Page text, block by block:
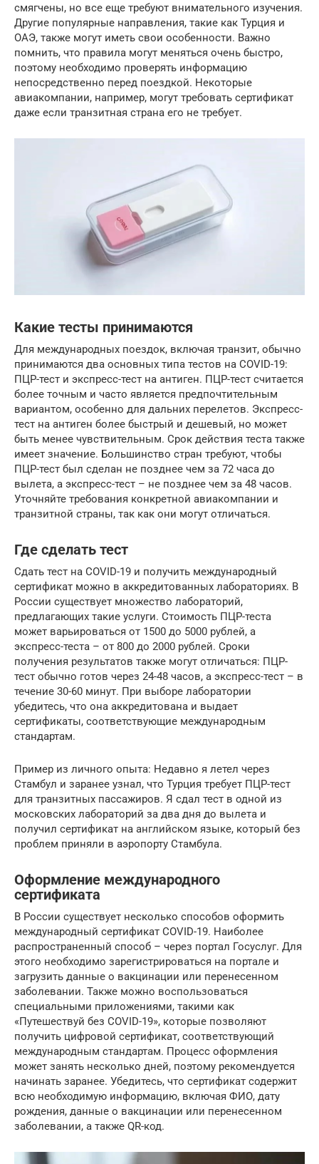
смягчены, но все еще требуют внимательного изучения.
Другие популярные направления, такие как Турция и
ОАЭ, также могут иметь свои особенности. Важно
помнить, что правила могут меняться очень быстро,
поэтому необходимо проверять информацию
непосредственно перед поездкой. Некоторые
авиакомпании, например, могут требовать сертификат
даже если транзитная страна его не требует.
Какие тесты принимаются
Для международных поездок, включая транзит, обычно
принимаются два основных типа тестов на COVID-19:
ПЦР-тест и экспресс-тест на антиген. ПЦР-тест считается
более точным и часто является предпочтительным
вариантом, особенно для дальних перелетов. Экспресс-
тест на антиген более быстрый и дешевый, но может
быть менее чувствительным. Срок действия теста также
имеет значение. Большинство стран требуют, чтобы
ПЦР-тест был сделан не позднее чем за 72 часа до
вылета, а экспресс-тест – не позднее чем за 48 часов.
Уточняйте требования конкретной авиакомпании и
транзитной страны, так как они могут отличаться.
Где сделать тест
Сдать тест на COVID-19 и получить международный
сертификат можно в аккредитованных лабораториях. В
России существует множество лабораторий,
предлагающих такие услуги. Стоимость ПЦР-теста
может варьироваться от 1500 до 5000 рублей, а
экспресс-теста – от 800 до 2000 рублей. Сроки
получения результатов также могут отличаться: ПЦР-
тест обычно готов через 24-48 часов, а экспресс-тест – в
течение 30-60 минут. При выборе лаборатории
убедитесь, что она аккредитована и выдает
сертификаты, соответствующие международным
стандартам.
Пример из личного опыта: Недавно я летел через
Стамбул и заранее узнал, что Турция требует ПЦР-тест
для транзитных пассажиров. Я сдал тест в одной из
московских лабораторий за два дня до вылета и
получил сертификат на английском языке, который без
проблем приняли в аэропорту Стамбула.
Оформление международного
сертификата
В России существует несколько способов оформить
международный сертификат COVID-19. Наиболее
распространенный способ – через портал Госуслуг. Для
этого необходимо зарегистрироваться на портале и
загрузить данные о вакцинации или перенесенном
заболевании. Также можно воспользоваться
специальными приложениями, такими как
«Путешествуй без COVID-19», которые позволяют
получить цифровой сертификат, соответствующий
международным стандартам. Процесс оформления
может занять несколько дней, поэтому рекомендуется
начинать заранее. Убедитесь, что сертификат содержит
всю необходимую информацию, включая ФИО, дату
рождения, данные о вакцинации или перенесенном
заболевании, а также QR-код.